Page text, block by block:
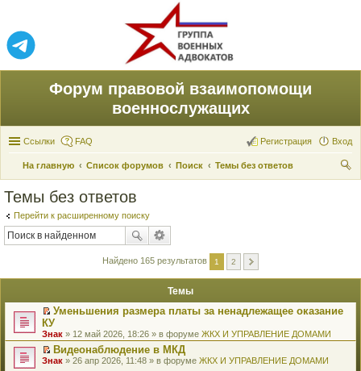
Форум правовой взаимопомощи
военнослужащих
Ссылки FAQ Вход
Регистрация
На главную Список форумов Поиск
Темы без ответов
Темы без ответов
Перейти к расширенному поиску
Найдено 165 результатов 1 2
Темы
П
е
р
е
й
Уменьшения размера платы за ненадлежащее оказание
КУ
Знак » 12 май 2026, 18:26 » в форуме ЖКХ И УПРАВЛЕНИЕ ДОМАМИ
П
Видеонаблюдение в МКД
Знак » 26 апр 2026, 11:48 » в форуме ЖКХ И УПРАВЛЕНИЕ ДОМАМИ